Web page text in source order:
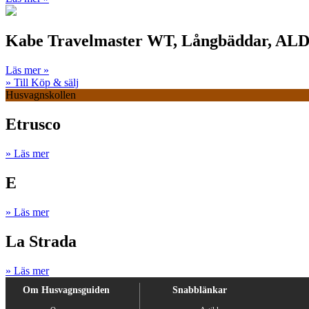
Kabe Travelmaster WT, Långbäddar,
Läs mer »
» Till Köp & sälj
Husvagnskollen
Etrusco
» Läs mer
E
» Läs mer
La Strada
» Läs mer
Om Husvagnsguiden Snabblänkar